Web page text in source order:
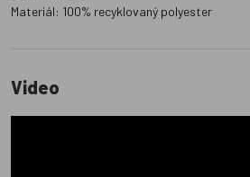
Materiál: 100% recyklovaný polyester
Video